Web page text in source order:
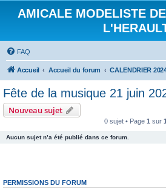
AMICALE MODELISTE
FAQ
Accueil Accueil du forum CALENDRIER
Fête de la musique 21 juin
Nouveau sujet
0 sujet • Page 1 sur 1
Aucun sujet n’a été publié dans ce forum.
PERMISSIONS DU FORUM